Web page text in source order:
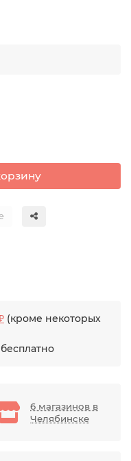
(кроме некоторых
6 магазинов в
Челябинске